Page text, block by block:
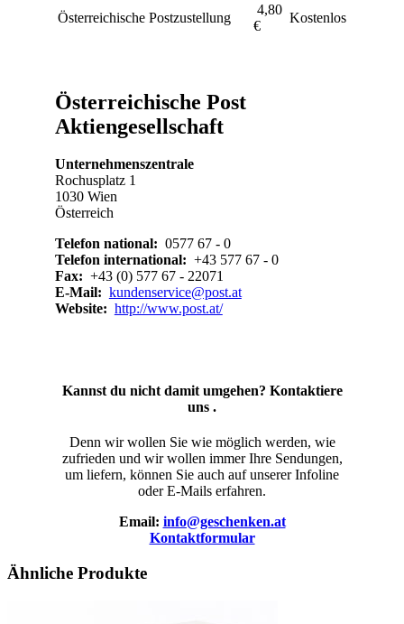
Österreichische Postzustellung
4,80
€
Kostenlos
Österreichische Post
Aktiengesellschaft
Unternehmenszentrale
Rochusplatz 1
1030 Wien
Österreich
Telefon national: 0577 67 - 0
Telefon international: +43 577 67 - 0
Fax: +43 (0) 577 67 - 22071
E-Mail: kundenservice@post.at
Website: http://www.post.at/
Kannst du nicht damit umgehen? Kontaktiere
uns .
Denn wir wollen Sie wie möglich werden, wie
zufrieden und wir wollen immer Ihre Sendungen,
um liefern, können Sie auch auf unserer Infoline
oder E-Mails erfahren.
Email: info@geschenken.at
Kontaktformular
Ähnliche Produkte